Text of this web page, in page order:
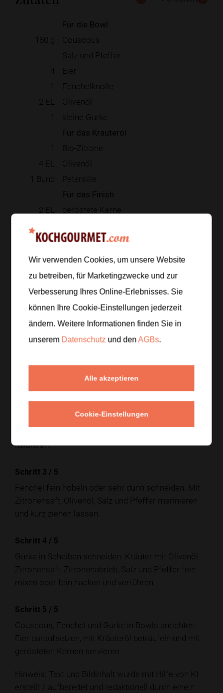
Für die Bowl
180 g
Couscous
Salz und Pfeffer
4
Eier
1
Fenchelknolle
2 EL
Olivenöl
1
kleine Gurke
Für das Kräuteröl
1
Bio-Zitrone
4 EL
Olivenöl
1 Bund Petersilie
Für das Finish
2 EL geröstete Kerne
Zur Einkaufsliste hinzufügen
Zubereitung
Schritt 1/5
Couscous in eine Schüssel geben, salzen und mit
übergießen. Zugedecktca. 8 Minutenquellen lassen,
dann mit einer Gabel auflockern.
Schritt 2/5
Eier in kochendem Wasser7 bis 8 Minuten
halbieren.
Schritt 3 / 5
Fenchel fein hobeln oder sehr dünn schneiden. Mit
Zitronensaft, Olivenöl, Salz und Pfeffer marinieren
und kurz ziehen lassen.
Schritt 4 / 5
Gurke in Scheiben schneiden. Kräuter mit Olivenöl,
Zitronensaft, Zitronenabrieb, Salz und Pfeffer fein
mixen oder fein hacken und verrühren.
Schritt 5 / 5
Couscous, Fenchel und Gurke in Bowls anrichten.
Eier daraufsetzen, mit Kräuteröl beträufeln und mit
gerösteten Kernen servieren.
Hinweis: Text und Bildinhalt wurde mit Hilfe von KI
erstellt / aufbereitet und redaktionell durch eine:n
Wir verwenden Cookies, um unsere Website
zu betreiben, für Marketingzwecke und zur
Verbesserung Ihres Online-Erlebnisses. Sie
können Ihre Cookie-Einstellungen jederzeit
ändern. Weitere Informationen finden Sie in
unserem Datenschutz und denAGBs.
Alle akzeptieren
Cookie-Einstellungen